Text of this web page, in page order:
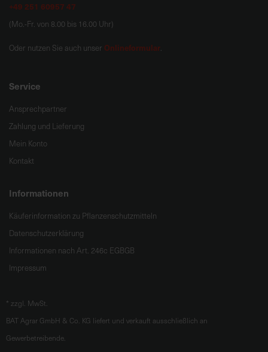
+49 251 60957 47
(Mo.-Fr. von 8.00 bis 16.00 Uhr)
Oder nutzen Sie auch unser Onlineformular.
Service
Ansprechpartner
Zahlung und Lieferung
Mein Konto
Kontakt
Informationen
Käuferinformation zu Pflanzenschutzmitteln
Datenschutzerklärung
Informationen nach Art. 246c EGBGB
Impressum
* zzgl. MwSt.
BAT Agrar GmbH & Co. KG liefert und verkauft ausschließlich an
Gewerbetreibende.